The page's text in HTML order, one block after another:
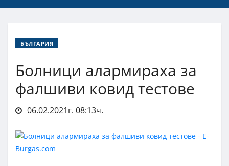
БЪЛГАРИЯ
Болници алармираха за
фалшиви ковид тестове
06.02.2021г. 08:13ч.